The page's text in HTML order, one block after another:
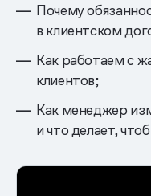
Почему
в клиентском
Как работаем с
клиентов;
Как менеджер
и что делает,